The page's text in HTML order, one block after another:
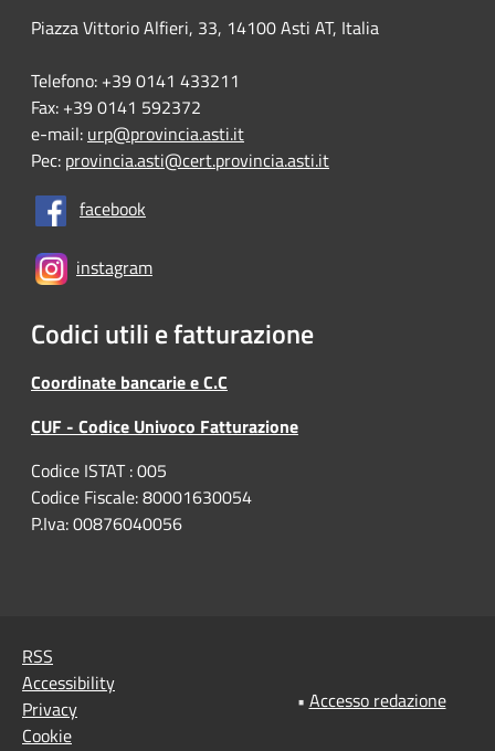
Piazza Vittorio Alfieri, 33, 14100 Asti AT, Italia
Telefono: +39 0141 433211
Fax: +39 0141 592372
e-mail: urp@provincia.asti.it
Pec: provincia.asti@cert.provincia.asti.it
facebook
instagram
Codici utili e fatturazione
Coordinate bancarie e C.C
CUF - Codice Univoco Fatturazione
Codice ISTAT : 005
Codice Fiscale: 80001630054
P.Iva: 00876040056
RSS
Accessibility
Privacy
Cookie
• Accesso redazione